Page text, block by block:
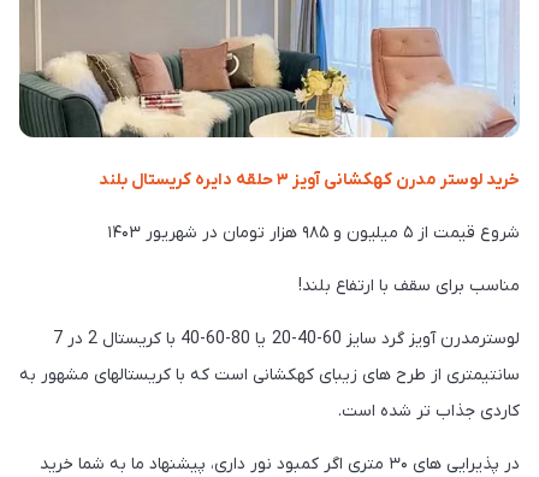
خرید لوستر مدرن کهکشانی آویز ۳ حلقه دایره کریستال بلند
شروع قیمت از ۵ میلیون و ۹۸۵ هزار تومان در شهریور ۱۴۰۳
مناسب برای سقف با ارتفاع بلند!
لوسترمدرن آویز گرد سایز 60-40-20 یا 80-60-40 با کریستال 2 در 7
سانتیمتری از طرح های زیبای کهکشانی است که با کریستالهای مشهور به
کاردی جذاب تر شده است.
در پذیرایی های ۳۰ متری اگر کمبود نور داری، پیشنهاد ما به شما خرید